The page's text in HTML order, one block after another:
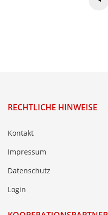
RECHTLICHE HINWEISE
Kontakt
Impressum
Datenschutz
Login